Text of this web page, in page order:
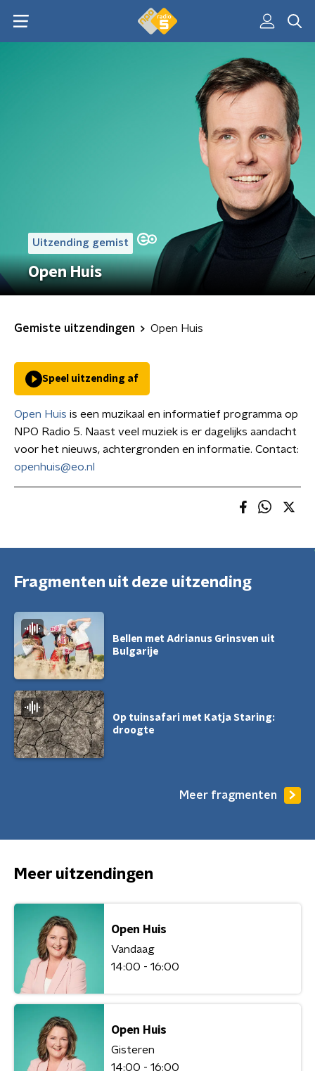
Uitzending gemist
Open Huis
Gemiste uitzendingen Open Huis
Speel uitzending af
Open Huis is een muzikaal en informatief programma op
NPO Radio 5. Naast veel muziek is er dagelijks aandacht
voor het nieuws, achtergronden en informatie. Contact:
openhuis@eo.nl
Fragmenten uit deze uitzending
Bellen met Adrianus Grinsven uit
Bulgarije
Op tuinsafari met Katja Staring:
droogte
Meer fragmenten
Meer uitzendingen
Open Huis
Vandaag
14:00 - 16:00
Open Huis
Gisteren
14:00 - 16:00